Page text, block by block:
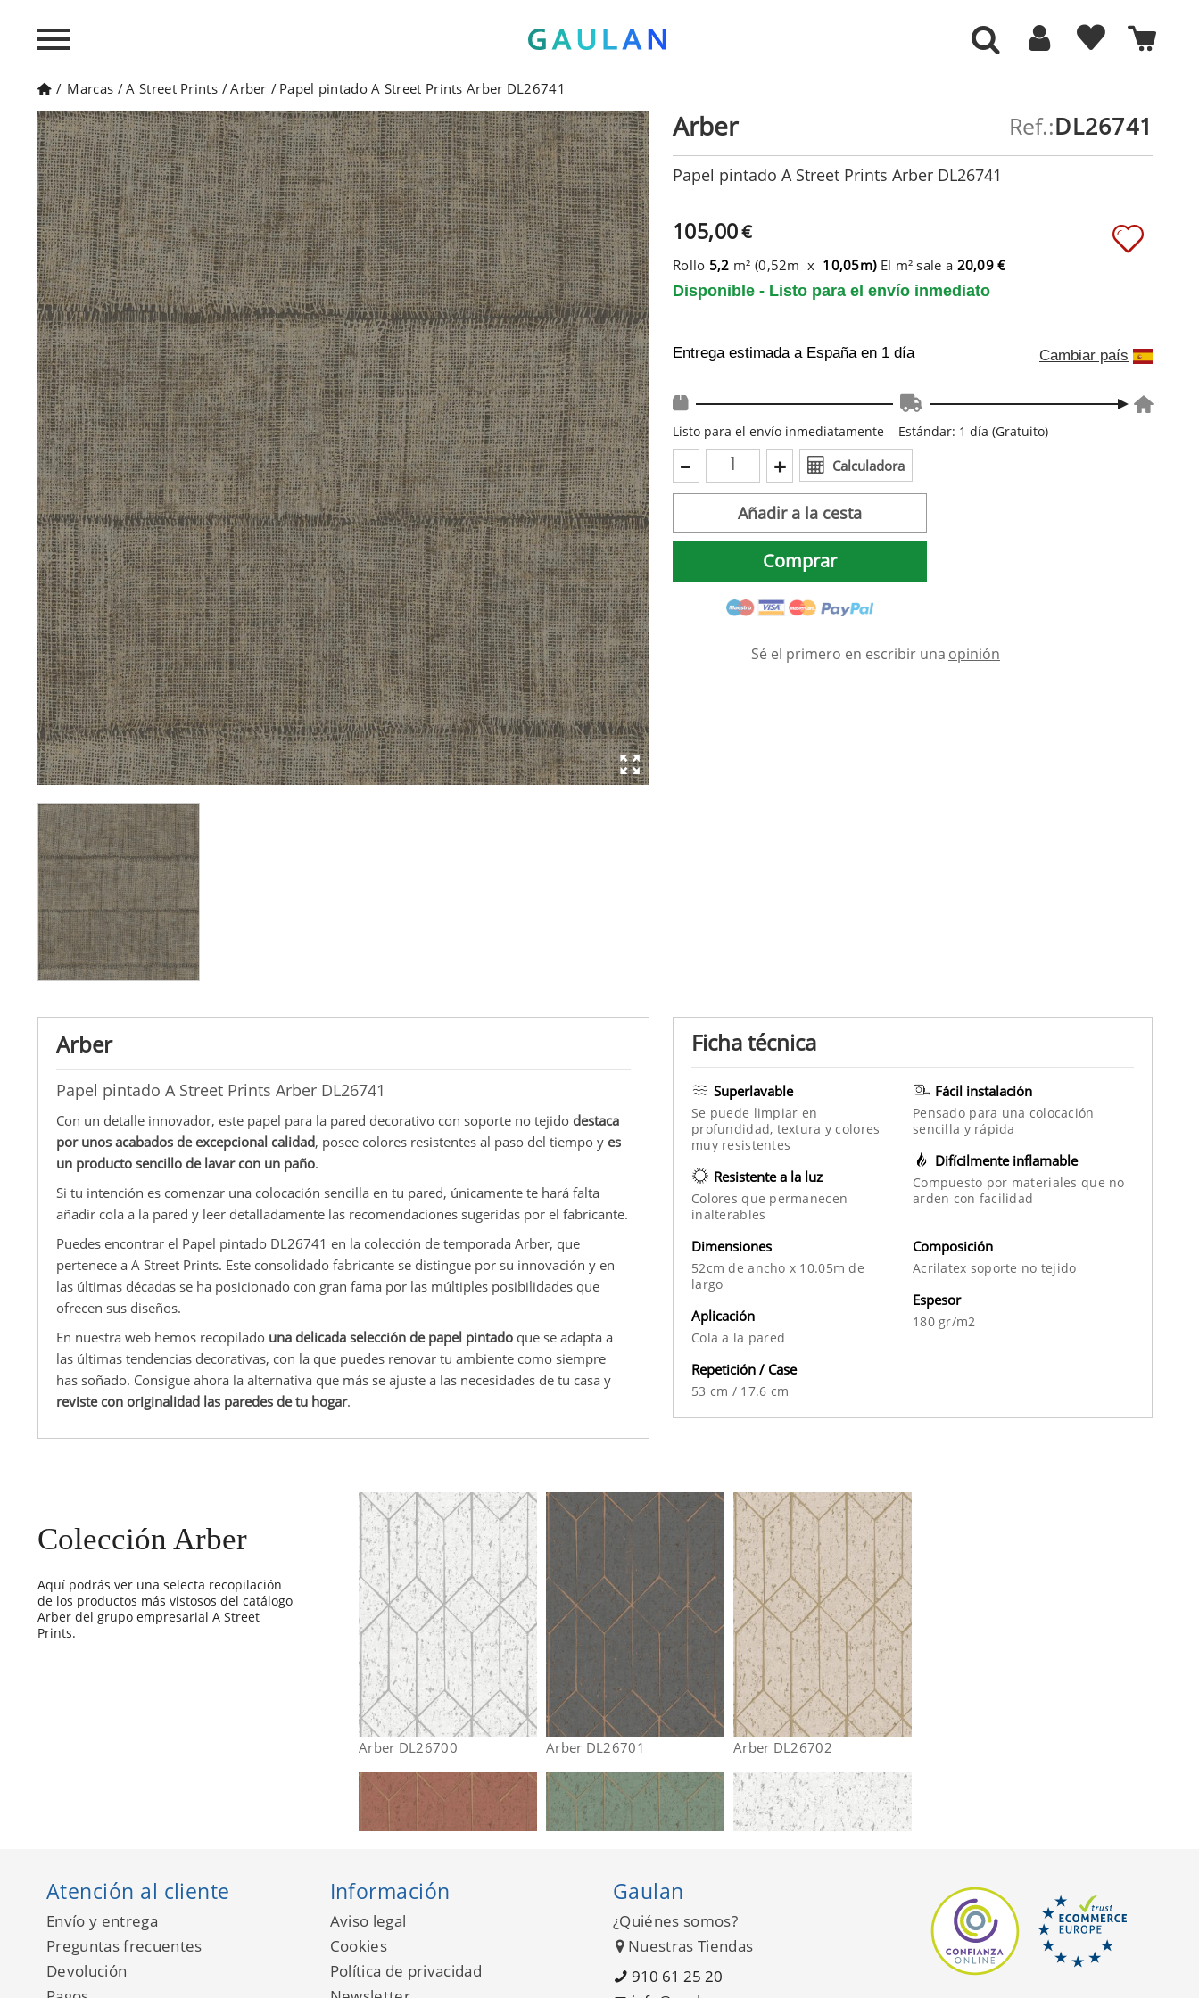
/ Marcas /A Street Prints /Arber / Papel pintado A Street Prints Arber DL26741
Arber
Papel pintado A Street Prints Arber DL26741
Con un detalle innovador, este papel para la pared decorativo con soporte no tejido destaca
por unos acabados de excepcional calidad, posee colores resistentes al paso del tiempo y es
un producto sencillo de lavar con un paño.
Si tu intención es comenzar una colocación sencilla en tu pared, únicamente te hará falta
añadir cola a la pared y leer detalladamente las recomendaciones sugeridas por el fabricante.
Puedes encontrar el Papel pintado DL26741 en la colección de temporada Arber, que
pertenece a A Street Prints. Este consolidado fabricante se distingue por su innovación y en
las últimas décadas se ha posicionado con gran fama por las múltiples posibilidades que
ofrecen sus diseños.
En nuestra web hemos recopilado una delicada selección de papel pintado que se adapta a
las últimas tendencias decorativas, con la que puedes renovar tu ambiente como siempre
has soñado. Consigue ahora la alternativa que más se ajuste a las necesidades de tu casa y
reviste con originalidad las paredes de tu hogar.
Arber DL26741
Ref.:
Papel pintado A Street Prints Arber DL26741
105,00€
Rollo 5,2 m² (0,52m x 10,05m) El m² sale a 20,09 €
Disponible - Listo para el envío inmediato
Entrega estimada a España en 1 día Cambiar país
Listo para el envío inmediatamente Estándar: 1 día (Gratuito)
Calculadora
Añadir a la cesta
Comprar
Sé el primero en escribir una opinión
Ficha técnica
Superlavable
Se puede limpiar en
profundidad, textura y colores
muy resistentes
Resistente a la luz
Colores que permanecen
inalterables
Fácil instalación
Pensado para una colocación
sencilla y rápida
Difícilmente inflamable
Compuesto por materiales que no
arden con facilidad
Dimensiones
52cm de ancho x 10.05m de
largo
Aplicación
Cola a la pared
Repetición / Case
53 cm / 17.6 cm
Composición
Acrilatex soporte no tejido
Espesor
180 gr/m2
Colección Arber
Aquí podrás ver una selecta recopilación
de los productos más vistosos del catálogo
Arber del grupo empresarial A Street
Prints.
Arber DL26700 Arber DL26701 Arber DL26702
Atención al cliente
Envío y entrega
Preguntas frecuentes
Devolución
Información
Aviso legal
Cookies
Política de privacidad
Gaulan
¿Quiénes somos?
Nuestras Tiendas
910 61 25 20